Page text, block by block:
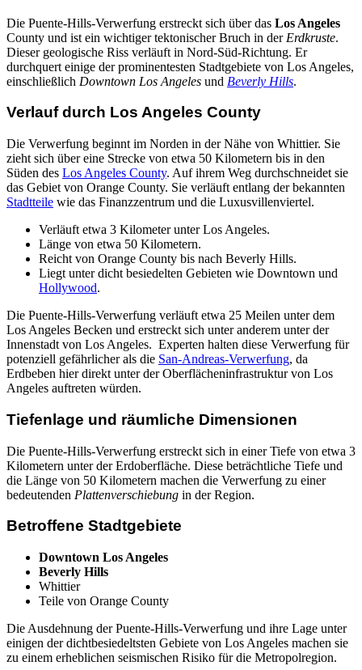
Die Puente-Hills-Verwerfung erstreckt sich über das Los Angeles
County und ist ein wichtiger tektonischer Bruch in der Erdkruste.
Dieser geologische Riss verläuft in Nord-Süd-Richtung. Er
durchquert einige der prominentesten Stadtgebiete von Los Angeles,
einschließlich Downtown Los Angeles und Beverly Hills.
Verlauf durch Los Angeles County
Die Verwerfung beginnt im Norden in der Nähe von Whittier. Sie
zieht sich über eine Strecke von etwa 50 Kilometern bis in den
Süden des Los Angeles County. Auf ihrem Weg durchschneidet sie
das Gebiet von Orange County. Sie verläuft entlang der bekannten
Stadtteile wie das Finanzzentrum und die Luxusvillenviertel.
Verläuft etwa 3 Kilometer unter Los Angeles.
Länge von etwa 50 Kilometern.
Reicht von Orange County bis nach Beverly Hills.
Liegt unter dicht besiedelten Gebieten wie Downtown und
Hollywood.
Die Puente-Hills-Verwerfung verläuft etwa 25 Meilen unter dem
Los Angeles Becken und erstreckt sich unter anderem unter der
Innenstadt von Los Angeles. Experten halten diese Verwerfung für
potenziell gefährlicher als die San-Andreas-Verwerfung, da
Erdbeben hier direkt unter der Oberflächeninfrastruktur von Los
Angeles auftreten würden.
Tiefenlage und räumliche Dimensionen
Die Puente-Hills-Verwerfung erstreckt sich in einer Tiefe von etwa 3
Kilometern unter der Erdoberfläche. Diese beträchtliche Tiefe und
die Länge von 50 Kilometern machen die Verwerfung zu einer
bedeutenden Plattenverschiebung in der Region.
Betroffene Stadtgebiete
Downtown Los Angeles
Beverly Hills
Whittier
Teile von Orange County
Die Ausdehnung der Puente-Hills-Verwerfung und ihre Lage unter
einigen der dichtbesiedeltsten Gebiete von Los Angeles machen sie
zu einem erheblichen seismischen Risiko für die Metropolregion.